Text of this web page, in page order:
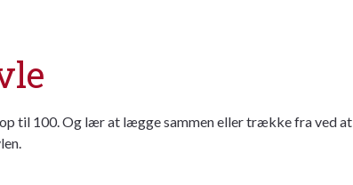
til 100. Og lær at lægge sammen eller trække fra ved at